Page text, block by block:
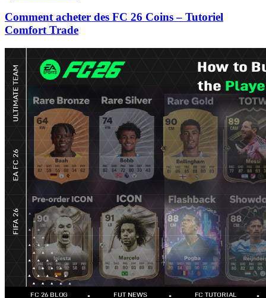
Comment acheter des FC 26 Coins – Tutoriel
Comfort Trade